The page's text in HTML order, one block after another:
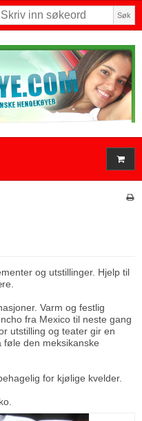
Søk
og utstillinger. Hjelp til
Varm og festlig
fra Mexico til neste gang
utstilling og teater gir en
føle den meksikanske
for kjølige kvelder.